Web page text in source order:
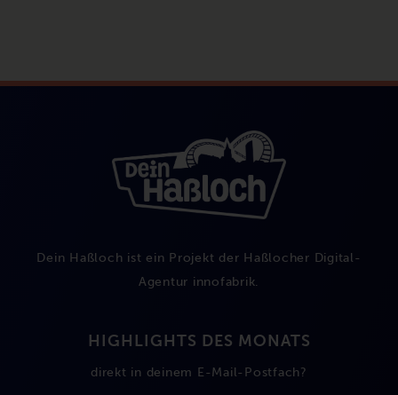
Dein Haßloch ist ein Projekt der Haßlocher Digital-
Agentur innofabrik.
HIGHLIGHTS DES MONATS
direkt in deinem E-Mail-Postfach?